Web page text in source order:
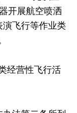
开展航空喷洒
演飞行等作业类
经营性飞行活